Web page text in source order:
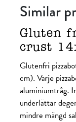
Similar
Gluten
crust
Glutenfri
cm). Varje
aluminiumtråg.
underlättar
mindre mängd